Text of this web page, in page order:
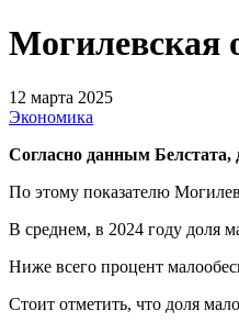
Могилевская
12 марта 2025
Экономика
Согласно данным Белстата,
По этому показателю
В среднем, в 2024 году доля
Ниже всего процент
Стоит отметить, что доля